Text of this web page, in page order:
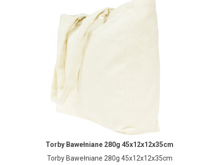
Torby Bawełniane 280g 45x12x12x35cm
Torby Bawełniane 280g 45x12x12x35cm